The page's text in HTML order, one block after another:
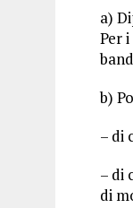
a)
Per
b)
– di
– di
di